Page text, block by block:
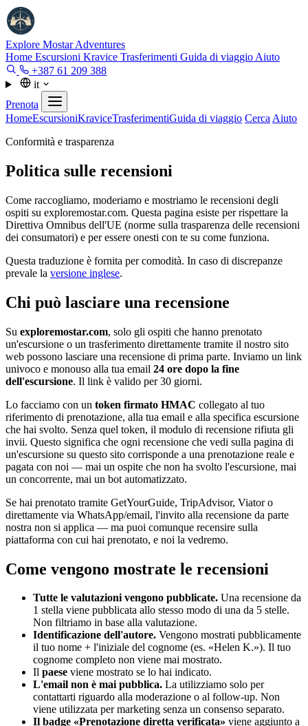
Explore MostarAdventures
Home Escursioni Kravice Trasferimenti Guida di viaggio Aiuto
+387 61 209 388
it
Prenota
HomeEscursioniKraviceTrasferimentiGuida di viaggio Cerca Aiuto
Conformità e trasparenza
Politica sulle recensioni
Come raccogliamo, moderiamo e mostriamo le recensioni degli
ospiti su exploremostar.com. Questa pagina esiste per rispettare la
Direttiva Omnibus dell'UE (norme sulla trasparenza delle recensioni
dei consumatori) e per essere onesti con te su come funziona.
Questa traduzione è fornita per comodità. In caso di discrepanze
prevale la versione inglese.
Chi può lasciare una recensione
Su exploremostar.com, solo gli ospiti che hanno prenotato
un'escursione o un trasferimento direttamente tramite il nostro sito
web possono lasciare una recensione di prima parte. Inviamo un link
univoco e monouso alla tua email 24 ore dopo la fine
dell'escursione. Il link è valido per 30 giorni.
Lo facciamo con un token firmato HMAC collegato al tuo
riferimento di prenotazione, alla tua email e alla specifica escursione
che hai svolto. Senza quel token, il modulo di recensione rifiuta gli
invii. Questo significa che ogni recensione che vedi sulla pagina di
un'escursione su questo sito corrisponde a una prenotazione reale e
pagata con noi — mai un ospite che non ha svolto l'escursione, mai
un concorrente, mai un bot automatizzato.
Se hai prenotato tramite GetYourGuide, TripAdvisor, Viator o
direttamente via WhatsApp/email, l'invito alla recensione da parte
nostra non si applica — ma puoi comunque recensire sulla
piattaforma con cui hai prenotato, e noi la vedremo.
Come vengono mostrate le recensioni
Tutte le valutazioni vengono pubblicate. Una recensione da
1 stella viene pubblicata allo stesso modo di una da 5 stelle.
Non filtriamo in base alla valutazione.
Identificazione dell'autore. Vengono mostrati pubblicamente
il tuo nome + l'iniziale del cognome (es. «Helen K.»). Il tuo
cognome completo non viene mai mostrato.
Il paese viene mostrato se lo hai indicato.
L'email non è mai pubblica. La utilizziamo solo per
contattarti riguardo alla moderazione o al follow-up. Non
viene utilizzata per marketing senza un consenso separato.
Il badge «Prenotazione diretta verificata» viene aggiunto a